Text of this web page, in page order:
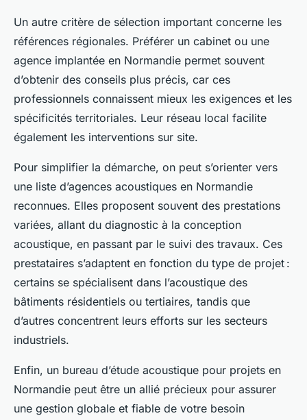
Un autre critère de sélection important concerne les
références régionales. Préférer un cabinet ou une
agence implantée en Normandie permet souvent
d’obtenir des conseils plus précis, car ces
professionnels connaissent mieux les exigences et les
spécificités territoriales. Leur réseau local facilite
également les interventions sur site.
Pour simplifier la démarche, on peut s’orienter vers
une liste d’agences acoustiques en Normandie
reconnues. Elles proposent souvent des prestations
variées, allant du diagnostic à la conception
acoustique, en passant par le suivi des travaux. Ces
prestataires s’adaptent en fonction du type de projet :
certains se spécialisent dans l’acoustique des
bâtiments résidentiels ou tertiaires, tandis que
d’autres concentrent leurs efforts sur les secteurs
industriels.
Enfin, un bureau d’étude acoustique pour projets en
Normandie peut être un allié précieux pour assurer
une gestion globale et fiable de votre besoin